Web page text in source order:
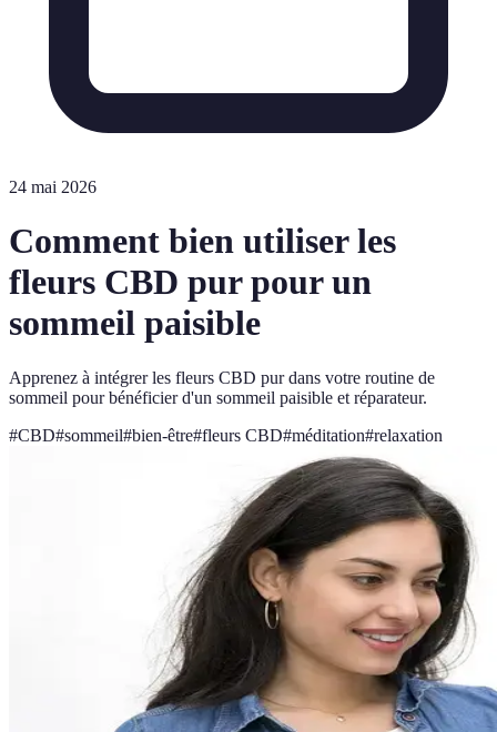
24 mai 2026
Comment bien utiliser les
fleurs CBD pur pour un
sommeil paisible
Apprenez à intégrer les fleurs CBD pur dans votre routine de
sommeil pour bénéficier d'un sommeil paisible et réparateur.
#CBD#sommeil#bien-être#fleurs CBD#méditation#relaxation